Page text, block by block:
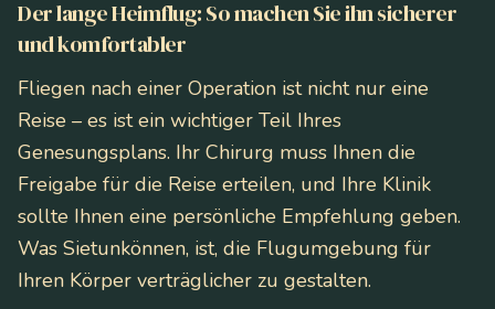
Der lange Heimflug: So machen Sie ihn sicherer
und komfortabler
Fliegen nach einer Operation ist nicht nur eine
Reise – es ist ein wichtiger Teil Ihres
Genesungsplans. Ihr Chirurg muss Ihnen die
Freigabe für die Reise erteilen, und Ihre Klinik
sollte Ihnen eine persönliche Empfehlung geben.
Was Sietunkönnen, ist, die Flugumgebung für
Ihren Körper verträglicher zu gestalten.